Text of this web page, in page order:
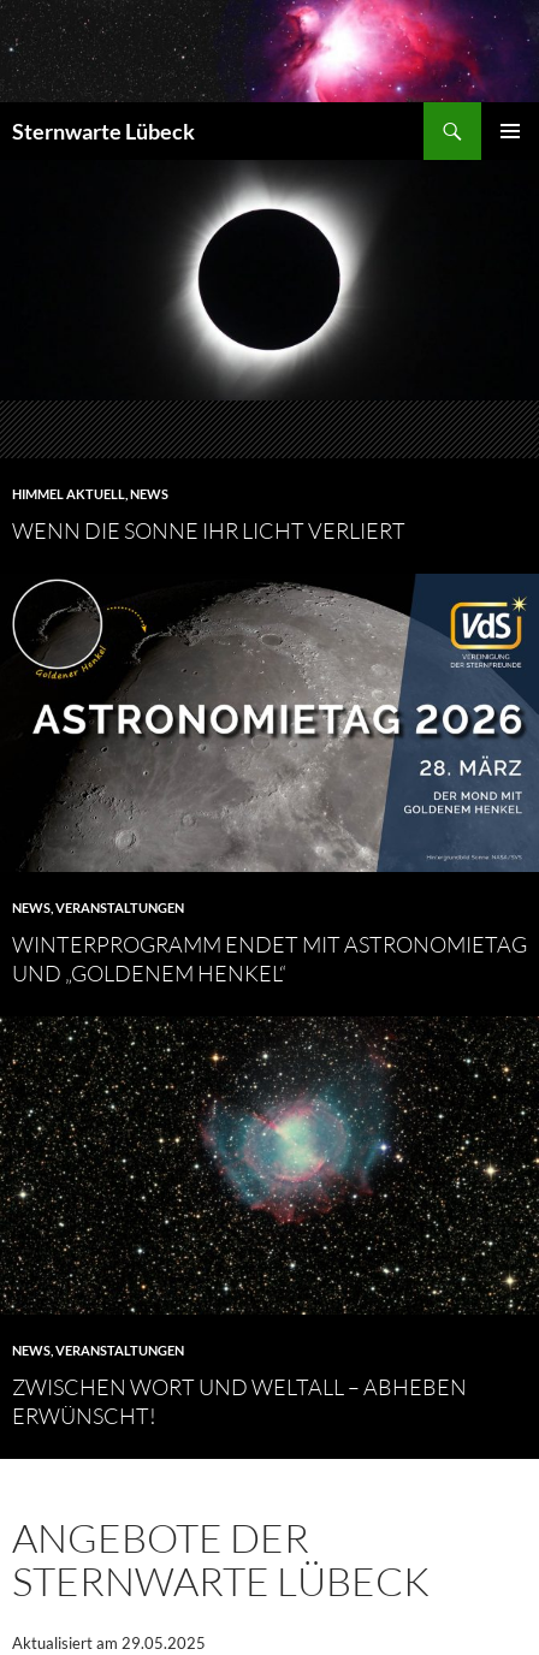
Zum
Inhalt
springen
Sternwarte Lübeck
HIMMEL AKTUELL NEWS
WENN DIE SONNE IHR LICHT VERLIERT
NEWS VERANSTALTUNGEN
WINTERPROGRAMM ENDET MIT ASTRONOMIETAG
UND „GOLDENEM HENKEL“
NEWS VERANSTALTUNGEN
ZWISCHEN WORT UND WELTALL – ABHEBEN
ERWÜNSCHT!
ANGEBOTE DER
STERNWARTE LÜBECK
Aktualisiert am 29.05.2025